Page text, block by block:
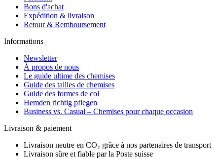
Bons d'achat
Expédition & livraison
Retour & Remboursement
Informations
Newsletter
À propos de nous
Le guide ultime des chemises
Guide des tailles de chemises
Guide des formes de col
Hemden richtig pflegen
Business vs. Casual – Chemises pour chaque occasion
Livraison & paiement
Livraison neutre en CO₂ grâce à nos partenaires de transport
Livraison sûre et fiable par la Poste suisse